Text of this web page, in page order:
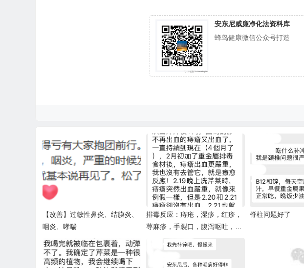
安东尼威廉净化法资料库
蜂鸟健康微信公众号打造
【改善】过敏性鼻炎、结膜炎、
咽炎、哮喘
排毒反应：痔疮，湿疹，红疹，
荨麻疹，手裂口，腹泻呕吐，膝
脊柱问题好了